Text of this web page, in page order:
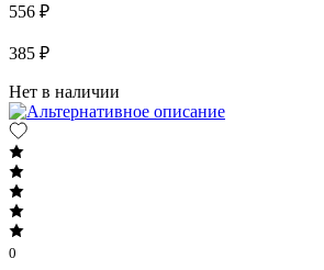
556 ₽
385 ₽
Нет в наличии
0